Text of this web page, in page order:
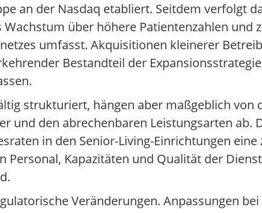
an der Nasdaq etabliert. Seitdem verfolgt
über höhere Patientenzahlen und
umfasst. Akquisitionen kleinerer
Bestandteil der
strukturiert, hängen aber maßgeblich von
und den abrechenbaren Leistungsarten ab.
in den Senior-Living-Einrichtungen eine
Personal, Kapazitäten und Qualität der
Veränderungen. Anpassungen